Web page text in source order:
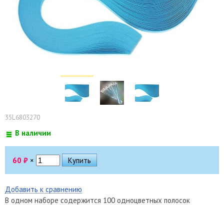
35L6803270
В наличии
60 ₽ ×
Добавить к сравнению
В одном наборе содержится 100 одноцветных полосок